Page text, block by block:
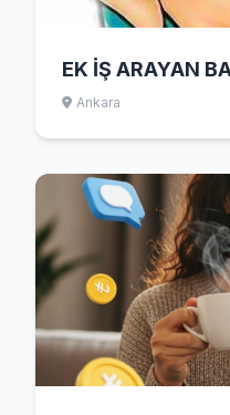
EK İŞ ARAYAN
Ankara